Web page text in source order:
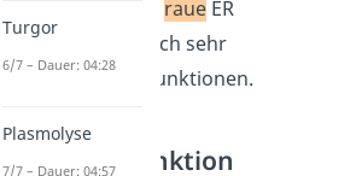
raue ER
erfüllen dabei jedoch sehr
unterschiedliche Funktionen.
Glattes ER Funktion
Turgor
6/7 – Dauer: 04:28
Plasmolyse
7/7 – Dauer: 04:57